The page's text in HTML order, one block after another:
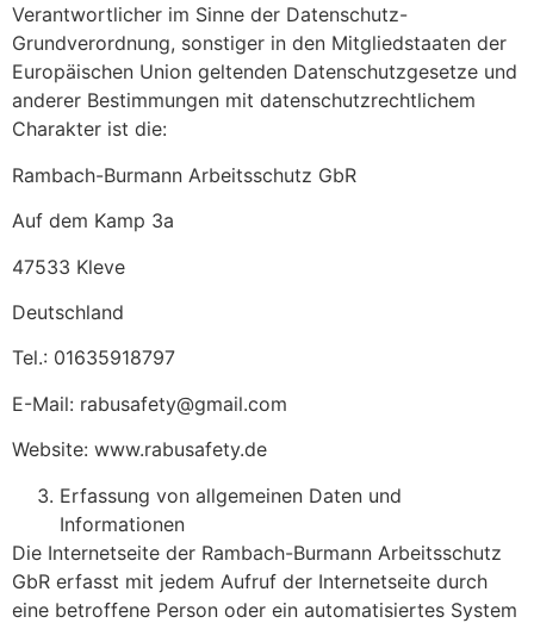
Verantwortlicher im Sinne der Datenschutz-
Grundverordnung, sonstiger in den Mitgliedstaaten der
Europäischen Union geltenden Datenschutzgesetze und
anderer Bestimmungen mit datenschutzrechtlichem
Charakter ist die:
Rambach-Burmann Arbeitsschutz GbR
Auf dem Kamp 3a
47533 Kleve
Deutschland
Tel.: 01635918797
E-Mail: rabusafety@gmail.com
Website: www.rabusafety.de
Erfassung von allgemeinen Daten und
Informationen
Die Internetseite der Rambach-Burmann Arbeitsschutz
GbR erfasst mit jedem Aufruf der Internetseite durch
eine betroffene Person oder ein automatisiertes System